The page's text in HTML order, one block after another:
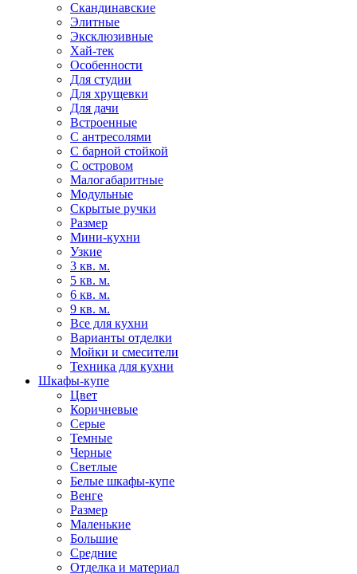
Скандинавские
Элитные
Эксклюзивные
Хай-тек
Особенности
Для студии
Для хрущевки
Для дачи
Встроенные
С антресолями
С барной стойкой
С островом
Малогабаритные
Модульные
Скрытые ручки
Размер
Мини-кухни
Узкие
3 кв. м.
5 кв. м.
6 кв. м.
9 кв. м.
Все для кухни
Варианты отделки
Мойки и смесители
Техника для кухни
Шкафы-купе
Цвет
Коричневые
Серые
Темные
Черные
Светлые
Белые шкафы-купе
Венге
Размер
Маленькие
Большие
Средние
Отделка и материал